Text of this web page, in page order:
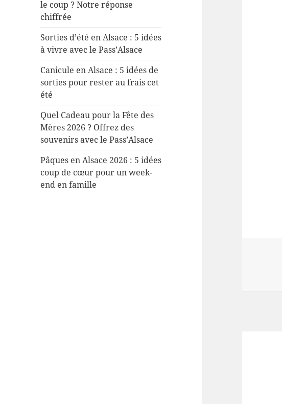
le coup ? Notre réponse
chiffrée
Sorties d’été en Alsace : 5 idées
à vivre avec le Pass’Alsace
Canicule en Alsace : 5 idées de
sorties pour rester au frais cet
été
Quel Cadeau pour la Fête des
Mères 2026 ? Offrez des
souvenirs avec le Pass’Alsace
Pâques en Alsace 2026 : 5 idées
coup de cœur pour un week-
end en famille